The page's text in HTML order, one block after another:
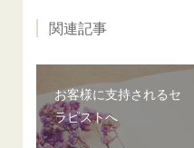
関連記事
お客様に支持されるセ
ラピストへ